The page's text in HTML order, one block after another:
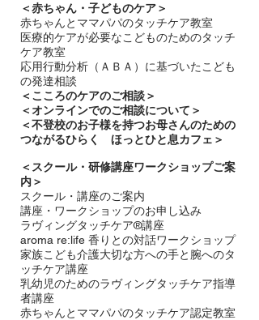
＜赤ちゃん・子どものケア＞
​赤ちゃんとママパパのタッチケア教室
医療的ケアが必要なこどものためのタッチ
ケア教室
応用行動分析（ＡＢＡ）に基づいたこども
の発達相談
＜ こころのケアのご相談＞
＜オンラインでのご相談について＞
＜不登校のお子様を持つお母さんのための
つながるひらく ほっとひと息カフェ＞
＜ スクール・研修講座ワークショップご案
内＞
スクール・講座のご案内
講座・ワークショップのお申し込み
ラヴィングタッチケア®講座
aroma re:life 香りとの対話ワークショップ
​家族こども介護大切な方への手と腕へのタ
ッチケア講座
乳幼児のためのラヴィングタッチケア指導
者講座
赤ちゃんとママパパのタッチケア認定教室